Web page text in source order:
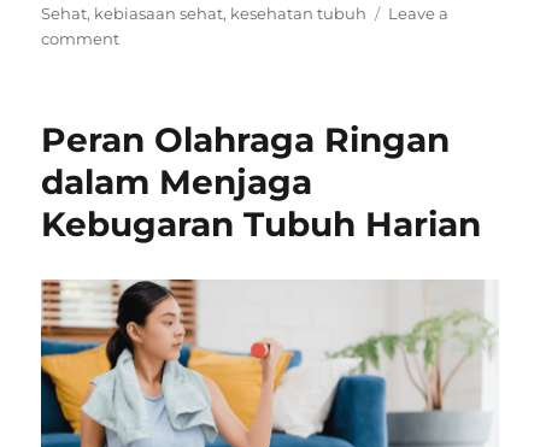
on
Sehat, kebiasaan sehat, kesehatan tubuh
Leave a
commenton
Membantu
Kesehatan
Tubuh
Tetap
di
Tengah
Aktivitas
Padat
Peran Olahraga Ringan
dalam Menjaga
Kebugaran Tubuh Harian